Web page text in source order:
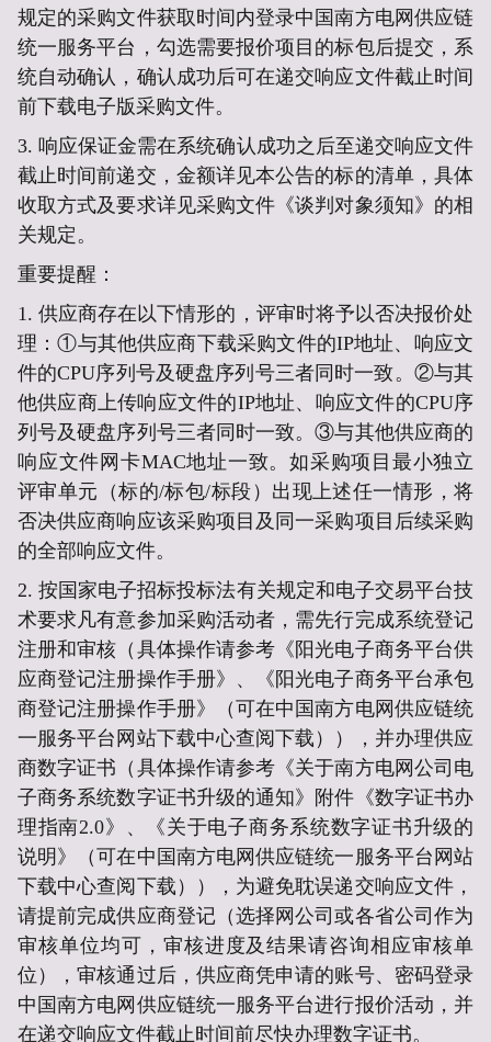
规定的采购文件获取时间内登录中国南方电网供应链
统一服务平台，勾选需要报价项目的标包后提交，系
统自动确认，确认成功后可在递交响应文件截止时间
前下载电子版采购文件。
3. 响应保证金需在系统确认成功之后至递交响应文件
截止时间前递交，金额详见本公告的标的清单，具体
收取方式及要求详见采购文件《谈判对象须知》的相
关规定。
重要提醒：
1. 供应商存在以下情形的，评审时将予以否决报价处
理：①与其他供应商下载采购文件的IP地址、响应文
件的CPU序列号及硬盘序列号三者同时一致。②与其
他供应商上传响应文件的IP地址、响应文件的CPU序
列号及硬盘序列号三者同时一致。③与其他供应商的
响应文件网卡MAC地址一致。如采购项目最小独立
评审单元（标的/标包/标段）出现上述任一情形，将
否决供应商响应该采购项目及同一采购项目后续采购
的全部响应文件。
2. 按国家电子招标投标法有关规定和电子交易平台技
术要求凡有意参加采购活动者，需先行完成系统登记
注册和审核（具体操作请参考《阳光电子商务平台供
应商登记注册操作手册》、《阳光电子商务平台承包
商登记注册操作手册》（可在中国南方电网供应链统
一服务平台网站下载中心查阅下载）），并办理供应
商数字证书（具体操作请参考《关于南方电网公司电
子商务系统数字证书升级的通知》附件《数字证书办
理指南2.0》、《关于电子商务系统数字证书升级的
说明》（可在中国南方电网供应链统一服务平台网站
下载中心查阅下载）），为避免耽误递交响应文件，
请提前完成供应商登记（选择网公司或各省公司作为
审核单位均可，审核进度及结果请咨询相应审核单
位），审核通过后，供应商凭申请的账号、密码登录
中国南方电网供应链统一服务平台进行报价活动，并
在递交响应文件截止时间前尽快办理数字证书。